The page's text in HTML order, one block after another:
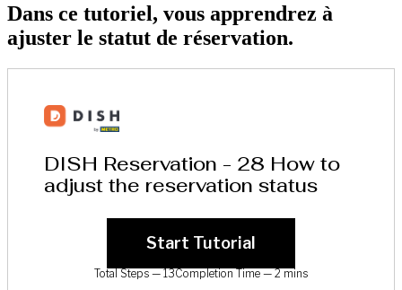
Dans ce tutoriel, vous apprendrez à
ajuster le statut de réservation.